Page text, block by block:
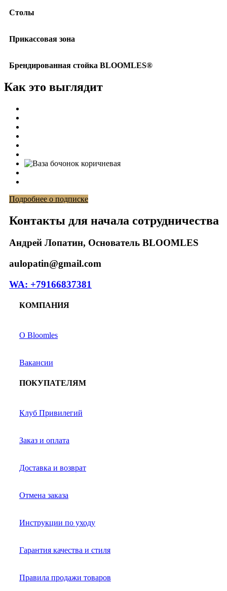
Столы
Прикассовая зона
Брендированная стойка BLOOMLES®
Как это выглядит
Подробнее о подписке
Контакты для начала сотрудничества
Андрей Лопатин, Основатель BLOOMLES
aulopatin@gmail.com
WA: +79166837381
КОМПАНИЯ
О Bloomles
Вакансии
ПОКУПАТЕЛЯМ
Клуб Привилегий
Заказ и оплата
Доставка и возврат
Отмена заказа
Инструкции по уходу
Гарантия качества и стиля
Правила продажи товаров